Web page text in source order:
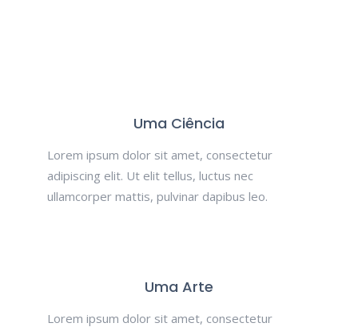
Uma Ciência
Lorem ipsum dolor sit amet, consectetur
adipiscing elit. Ut elit tellus, luctus nec
ullamcorper mattis, pulvinar dapibus leo.
Uma Arte
Lorem ipsum dolor sit amet, consectetur